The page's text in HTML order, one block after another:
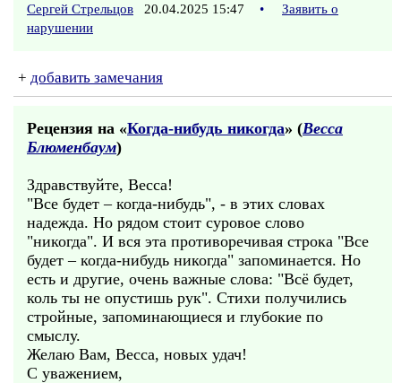
Сергей Стрельцов 20.04.2025 15:47 •
Заявить о
нарушении
+ добавить замечания
Рецензия на «Когда-нибудь никогда» (Весса
Блюменбаум)
Здравствуйте, Весса!
"Все будет – когда-нибудь", - в этих словах
надежда. Но рядом стоит суровое слово
"никогда". И вся эта противоречивая строка "Все
будет – когда-нибудь никогда" запоминается. Но
есть и другие, очень важные слова: "Всё будет,
коль ты не опустишь рук". Стихи получились
стройные, запоминающиеся и глубокие по
смыслу.
Желаю Вам, Весса, новых удач!
С уважением,